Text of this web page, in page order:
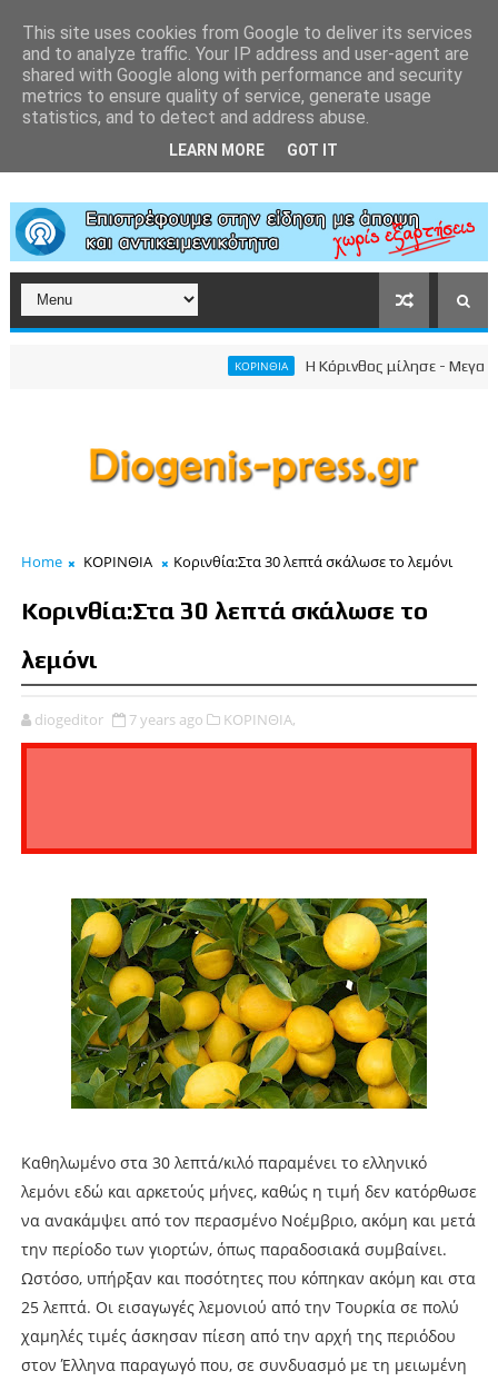
ΚΟΡΙΝΘΙΑ Η Κόρινθος μίλησε -
Home ΚΟΡΙΝΘΙΑ Κορινθία:Στα 30 λεπτά σκάλωσε το λεμόνι
Κορινθία:Στα 30 λεπτά σκάλωσε το
λεμόνι
diogeditor 7 years ago ΚΟΡΙΝΘΙΑ,
Καθηλωμένο στα 30 λεπτά/κιλό παραμένει το ελληνικό
λεμόνι εδώ και αρκετούς μήνες, καθώς η τιμή δεν κατόρθωσε
να ανακάμψει από τον περασμένο Νοέμβριο, ακόμη και μετά
την περίοδο των γιορτών, όπως παραδοσιακά συμβαίνει.
Ωστόσο, υπήρξαν και ποσότητες που κόπηκαν ακόμη και στα
25 λεπτά. Οι εισαγωγές λεμονιού από την Τουρκία σε πολύ
χαμηλές τιμές άσκησαν πίεση από την αρχή της περιόδου
στον Έλληνα παραγωγό που, σε συνδυασμό με τη μειωμένη
This site uses cookies from Google to deliver its services
and to analyze traffic. Your IP address and user-agent are
shared with Google along with performance and security
metrics to ensure quality of service, generate usage
statistics, and to detect and address abuse.
LEARN MORE GOT IT